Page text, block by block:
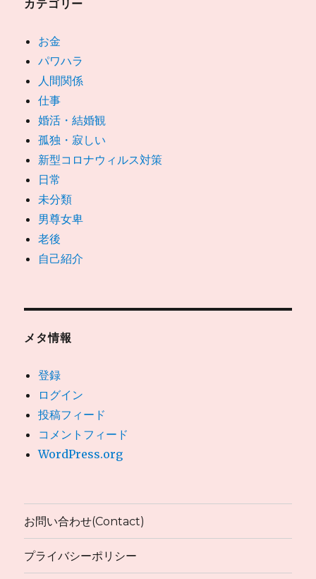
カテゴリー
お金
パワハラ
人間関係
仕事
婚活・結婚観
孤独・寂しい
新型コロナウィルス対策
日常
未分類
男尊女卑
老後
自己紹介
メタ情報
登録
ログイン
投稿フィード
コメントフィード
WordPress.org
お問い合わせ(Contact)
プライバシーポリシー